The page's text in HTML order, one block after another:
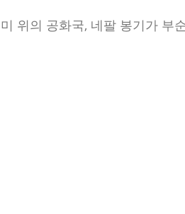
위의 공화국, 네팔 봉기가 부